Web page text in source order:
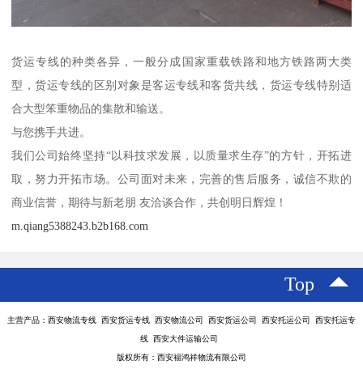
货运专线的种类各异，一般分成国家重载铁路和地方铁路两大类
型，货运专线的区别对象是客运专线和客货共线，货运专线特别适
合大型笨重物品的集散和输送。
与您携手共进。
我们公司始终坚持“以科技求发展，以质量求生存”的方针，开拓进
取，努力开拓市场。公司面对未来，完善的售后服务，诚信不欺的
商业信誉，期待与新老朋 友洽谈合作，共创明日辉煌！
m.qiang5388243.b2b168.com
Top
主营产品：西安物流专线 西安货运专线 西安物流公司 西安货运公司 西安托运公司 西安托运专
线 西安大件运输公司
版权所有：西安福鸿祥物流有限公司